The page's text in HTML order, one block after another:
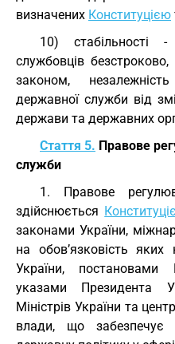
визначених Конституцією
10) стабільності
службовців
законом,
державної служби від
держави та державних
Стаття 5. Правове
служби
1. Правове
здійснюється
законами України,
на обов’язковість
України, постановами
указами Президента
Міністрів України та
влади, що забезпечує